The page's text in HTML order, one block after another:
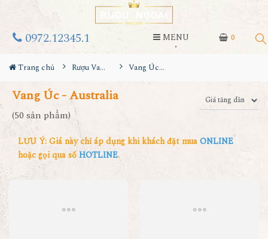
0
0972.12345.1 MENU
Trang chủ Rượu Vang Vang Úc - Australia
Vang Úc - Australia
(50 sản phẩm)
LƯU Ý: Giá này chỉ áp dụng khi khách đặt muaONLINE
hoặc gọi qua sốHOTLINE.